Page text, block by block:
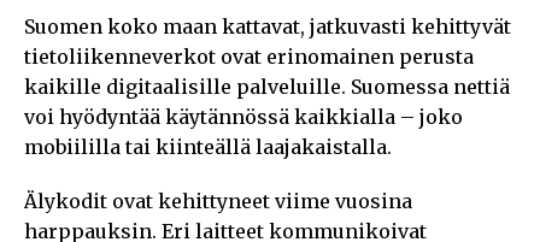
Suomen koko maan kattavat, jatkuvasti kehittyvät
tietoliikenneverkot ovat erinomainen perusta
kaikille digitaalisille palveluille. Suomessa nettiä
voi hyödyntää käytännössä kaikkialla – joko
mobiililla tai kiinteällä laajakaistalla.
Älykodit ovat kehittyneet viime vuosina
harppauksin. Eri laitteet kommunikoivat